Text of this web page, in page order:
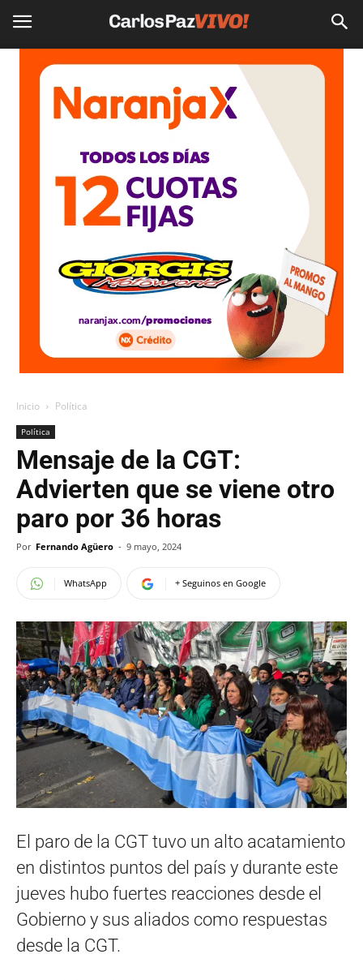
Inicio Política
Política
Mensaje de la CGT:
Advierten que se viene otro
paro por 36 horas
Por Fernando Agüero - 9 mayo, 2024
WhatsApp + Seguinos en Google
El paro de la CGT tuvo un alto acatamiento
en distintos puntos del país y durante este
jueves hubo fuertes reacciones desde el
Gobierno y sus aliados como respuestas
desde la CGT.